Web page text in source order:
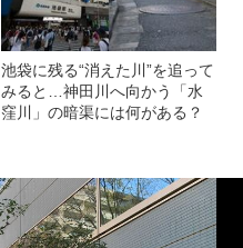
池袋に残る“消えた川”を追って
みると…神田川へ向かう「水
窪川」の暗渠には何がある？